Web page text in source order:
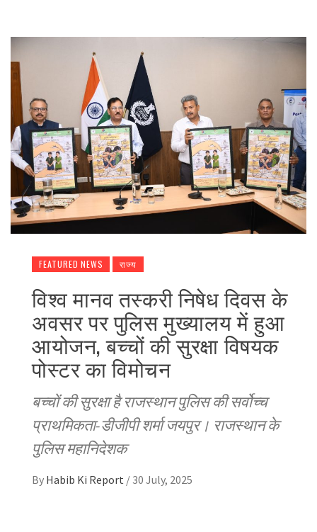
FEATURED NEWS राज्य
विश्व मानव तस्करी निषेध दिवस के
अवसर पर पुलिस मुख्यालय में हुआ
आयोजन, बच्चों की सुरक्षा विषयक
पोस्टर का विमोचन
बच्चों की सुरक्षा है राजस्थान पुलिस की सर्वोच्च
प्राथमिकता-डीजीपी शर्मा जयपुर। राजस्थान के
पुलिस महानिदेशक
By Habib Ki Report / 30 July, 2025